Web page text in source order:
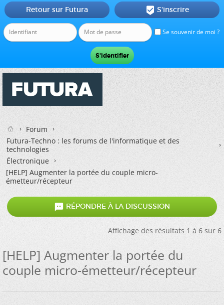
Se souvenir de moi ?
Retour sur Futura  S'inscrire
Forum
Futura-Techno : les forums de l'informatique et des
technologies
Électronique
[HELP] Augmenter la portée du couple micro-
émetteur/récepteur
 RÉPONDRE À LA DISCUSSION
Affichage des résultats 1 à 6 sur 6
[HELP] Augmenter la portée du
couple micro-émetteur/récepteur